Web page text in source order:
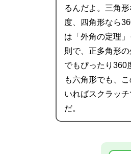
るんだよ。三角
度、四角形なら
は「外角の定理
則で、正多角形
でもぴったり360
も六角形でも、
いればスクラッ
だ。